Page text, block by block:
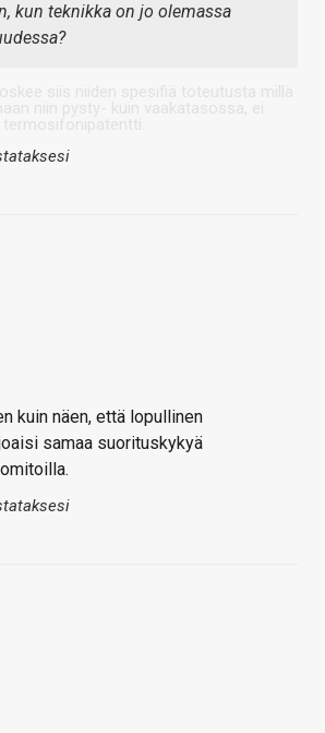
kun teknikka on jo olemassa
kuin näen, että lopullinen
samaa suorituskykyä